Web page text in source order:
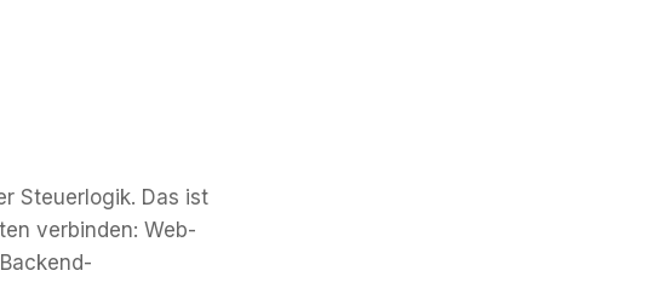
Steuerlogik. Das ist
verbinden: Web-